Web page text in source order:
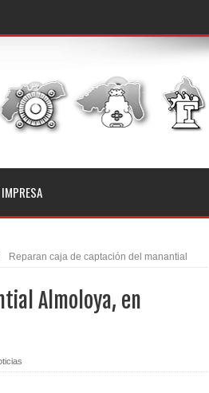
Reparan caja de captación del manantial
Almoloya, en